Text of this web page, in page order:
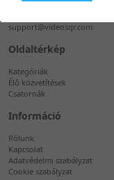
support@videosqr.com
Oldaltérkép
Kategóriák
Élő közvetítések
Csatornák
Információ
Rólunk
Kapcsolat
Adatvédelmi szabályzat
Cookie szabályzat